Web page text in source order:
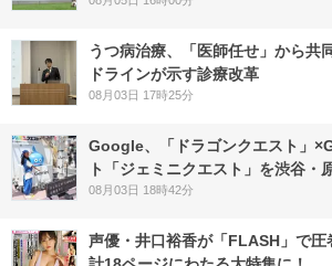
うつ病治療、「医師任せ」から
ドラインが示す診療改革
08月03日 17時25分
Google、「ドラゴンクエスト」
ト「ジェミニクエスト」を渋谷・
08月03日 18時42分
声優・井口裕香が「FLASH」で圧